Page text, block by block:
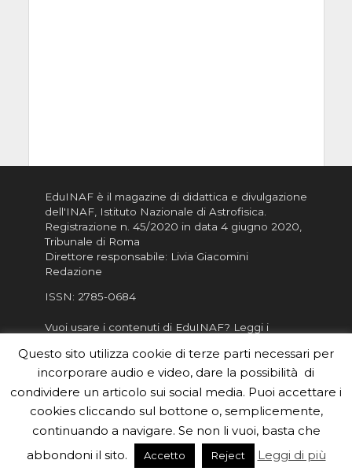
EduINAF è il magazine di didattica e divulgazione
dell'INAF, Istituto Nazionale di Astrofisica
Registrazione n. 45/2020 in data 4 giugno 2020,
Tribunale di Roma
Direttore responsabile: Livia Giacomini
Redazione
ISSN: 2785-0684
Vuoi usare i contenuti di EduINAF? Leggi i
Informativa sulla Privacy
Informatva sui Cookie
Per la rubrica de l'Astronomo risponde, per
inviarci le tue foto o i tuoi contributi, scrivici a
redazione.edu [chiocciola] inaf.it oppure
il form
Questo sito utilizza cookie di terze parti necessari per
incorporare audio e video, dare la possibilità di
condividere un articolo sui social media. Puoi accettare i
cookies cliccando sul bottone o, semplicemente,
continuando a navigare. Se non li vuoi, basta che
abbondoni il sito.
Accetto Reject Leggi di più